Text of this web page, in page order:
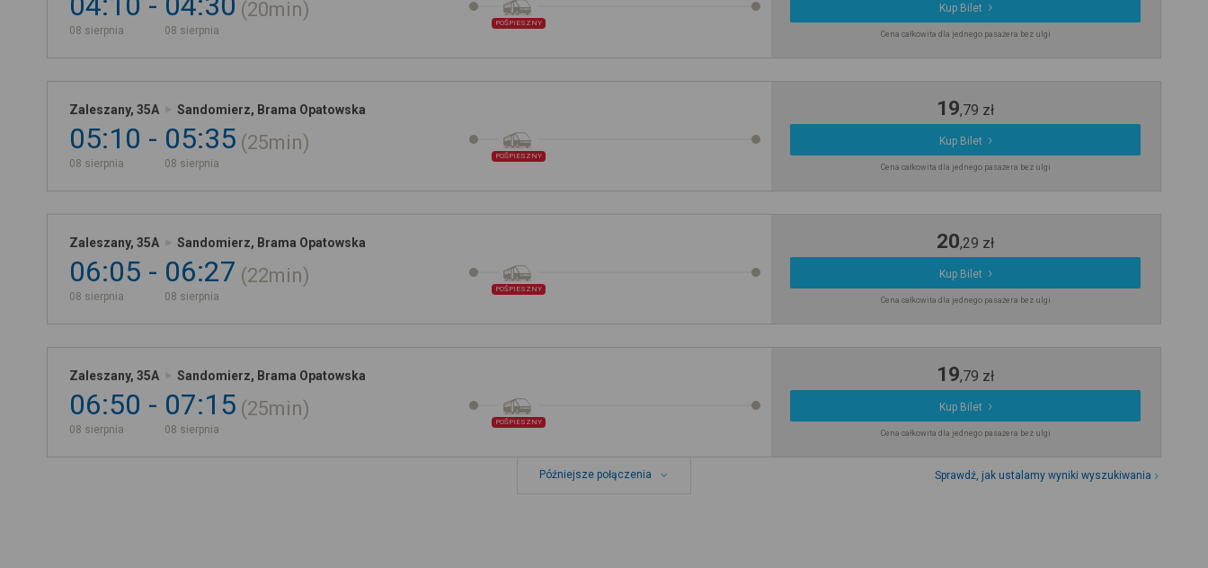
08 sierpnia 08 sierpnia
20min
POŚPIESZNY
Kup Bilet
Cena całkowita dla jednego pasażera bez ulgi
Zaleszany, 35A Sandomierz, Brama Opatowska
05:10
08 sierpnia
05:35
08 sierpnia
25min
POŚPIESZNY
19,79 zł
Kup Bilet
Cena całkowita dla jednego pasażera bez ulgi
Zaleszany, 35A Sandomierz, Brama Opatowska
06:05
08 sierpnia
06:27
08 sierpnia
22min
POŚPIESZNY
20,29 zł
Kup Bilet
Cena całkowita dla jednego pasażera bez ulgi
Zaleszany, 35A Sandomierz, Brama Opatowska
06:50
08 sierpnia
07:15
08 sierpnia
25min
POŚPIESZNY
19,79 zł
Kup Bilet
Cena całkowita dla jednego pasażera bez ulgi
Późniejsze połączenia Sprawdź, jak ustalamy wyniki wyszukiwania